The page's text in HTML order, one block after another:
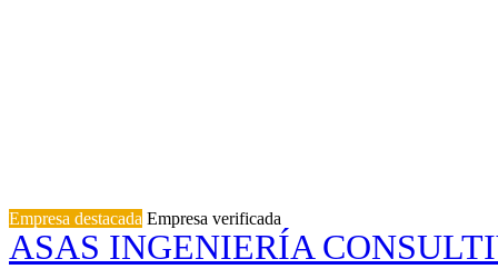
Empresa destacada Empresa verificada
ASAS INGENIERÍA